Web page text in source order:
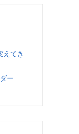
てき
ー